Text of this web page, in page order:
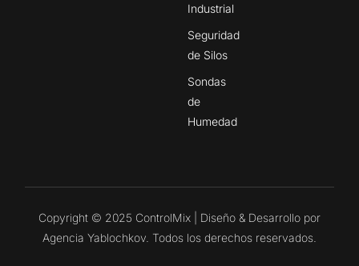
Industrial
Seguridad
de Silos
Sondas
de
Humedad
Copyright © 2025 ControlMix | Diseño & Desarrollo por
Agencia Yablochkov. Todos los derechos reservados.